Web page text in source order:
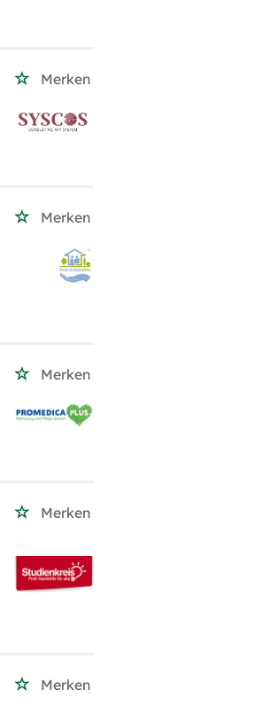
Merken
Merken
Merken
Merken
Merken